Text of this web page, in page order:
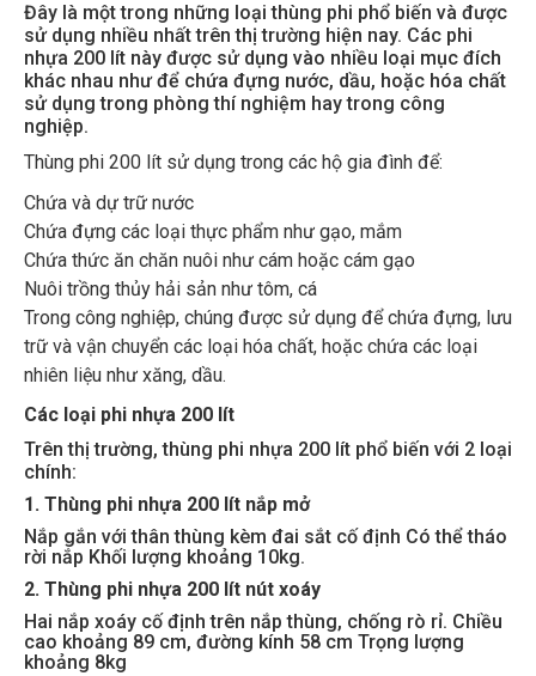
Đây là một trong những loại thùng phi phổ biến và được
sử dụng nhiều nhất trên thị trường hiện nay. Các phi
nhựa 200 lít này được sử dụng vào nhiều loại mục đích
khác nhau như để chứa đựng nước, dầu, hoặc hóa chất
sử dụng trong phòng thí nghiệm hay trong công
nghiệp.
Thùng phi 200 lít sử dụng trong các hộ gia đình để:
Chứa và dự trữ nước
Chứa đựng các loại thực phẩm như gạo, mắm
Chứa thức ăn chăn nuôi như cám hoặc cám gạo
Nuôi trồng thủy hải sản như tôm, cá
Trong công nghiệp, chúng được sử dụng để chứa đựng, lưu
trữ và vận chuyển các loại hóa chất, hoặc chứa các loại
nhiên liệu như xăng, dầu.
Các loại phi nhựa 200 lít
Trên thị trường, thùng phi nhựa 200 lít phổ biến với 2 loại
chính:
1. Thùng phi nhựa 200 lít nắp mở
Nắp gắn với thân thùng kèm đai sắt cố định Có thể tháo
rời nắp Khối lượng khoảng 10kg.
2. Thùng phi nhựa 200 lít nút xoáy
Hai nắp xoáy cố định trên nắp thùng, chống rò rỉ. Chiều
cao khoảng 89 cm, đường kính 58 cm Trọng lượng
khoảng 8kg